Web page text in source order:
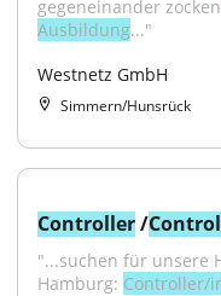
Ausbildung..."
Westnetz GmbH
Simmern/Hunsrück
Controller /
"...suchen für unsere
Hamburg: Controller/